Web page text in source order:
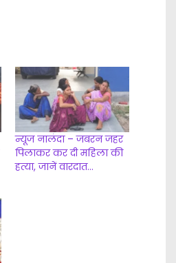
न्यूज नालंदा – जबरन जहर
पिलाकर कर दी महिला की
हत्या, जानें वारदात…